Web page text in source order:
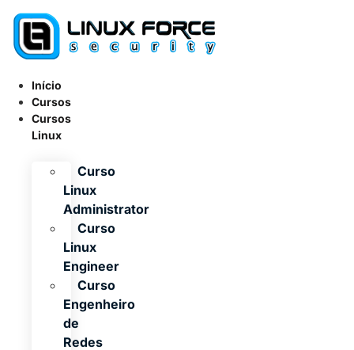
para
conteúdo
Início
Cursos
Cursos
Linux
Curso
Linux
Administrator
Curso
Linux
Engineer
Curso
Engenheiro
de
Redes